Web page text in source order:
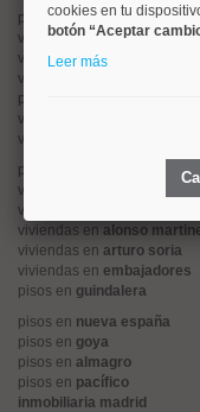
pisos enrios rosas
viviendas enprosperidad
viviendas en
viviendas en
pisos en
viviendas en
viviendas en
pisos en
viviendas en
viviendas en
viviendas en alonso
viviendas en arturo soria
viviendas en embajadores
pisos en guindalera
pisos en nueva españa
pisos en goya
pisos en almagro
pisos en pacífico
inmobiliaria madrid
cookies en tu
botón “Aceptar
Leer más